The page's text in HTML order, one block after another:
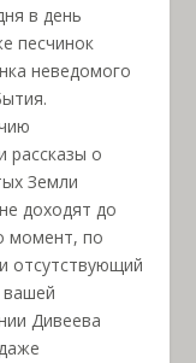
в день
песчинок
неведомого
рассказы о
Земли
доходят до
момент, по
отсутствующий
вашей
Дивеева